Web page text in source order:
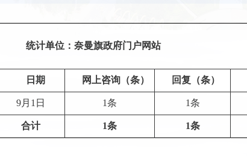
统计单位：奈曼旗政府门户网站
日期 网上咨询（条） 回复（条）
9月1日 1条 1条
合计 1条 1条